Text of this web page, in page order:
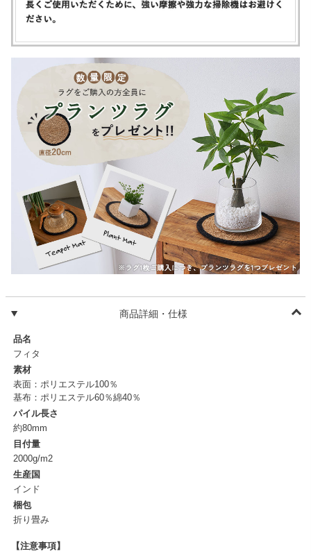
商品詳細・仕様
品名
フィタ
素材
表面：ポリエステル100％
基布：ポリエステル60％綿40％
パイル長さ
約80mm
目付量
2000g/m2
生産国
インド
梱包
折り畳み
【注意事項】